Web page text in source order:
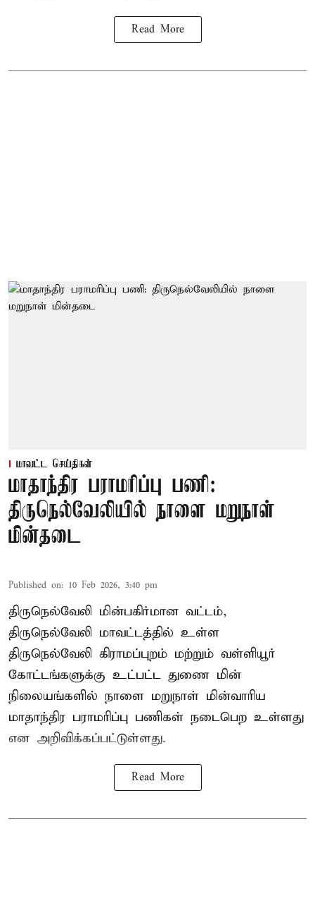
Read More
மாவட்ட செய்திகள்
மாதாந்திர பராமரிப்பு பணி:
திருநெல்வேலியில் நாளை மறுநாள்
மின்தடை
Published on: 10 Feb 2026, 3:40 pm
திருநெல்வேலி மின்பகிர்மான வட்டம்,
திருநெல்வேலி மாவட்டத்தில் உள்ள
திருநெல்வேலி கிராமப்புறம் மற்றும் வள்ளியூர்
கோட்டங்களுக்கு உட்பட்ட துணை மின்
நிலையங்களில் நாளை மறுநாள் மின்வாரிய
மாதாந்திர பராமரிப்பு பணிகள் நடைபெற உள்ளது
என அறிவிக்கப்பட்டுள்ளது.
Read More